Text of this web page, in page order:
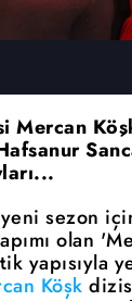
Mercan
sezon
olan
yapısıyla
Köşk